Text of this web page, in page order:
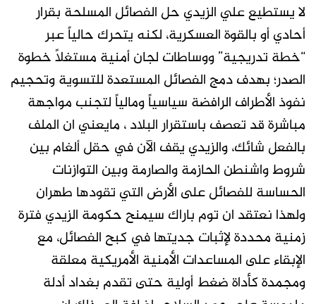
لا يستطيع علي الزيدي حل الفصائل المسلحة بقرار
أحادي أو بالقوة العسكرية، لكنه يتحرك حالياً عبر
“خطة تدريجية” ووساطات لجان أمنية مستغلاً خطوة
الصدر؛ بهدف دمج الفصائل المستعدة للتسوية وتحجيم
نفوذ الأطراف الرافضة سياسياً ومالياً لتجنب مواجهة
مباشرة قد تعصف باستقرار البلاد ، مايعني ان الملف
بالفعل شائك، والزيدي يقف الآن في حقل ألغام بين
شروط واشنطن الحازمة والصارمة وبين التوازنات
الحساسة للفصائل على الأرض التي تقودها طهران
ولهذا نعتقد ان توم باراك سيمنح حكومة الزيدي فترة
زمنية محددة لإثبات جديتها في كبح الفصائل، مع
الإبقاء على المساعدات الأمنية الأمريكية معلقة
ومجمدة كأداة ضغط أولية حتى تقدم بغداد أدلة